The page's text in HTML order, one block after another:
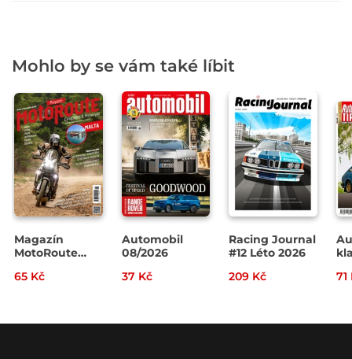
Mohlo by se vám také líbit
Magazín
MotoRoute
65 Kč
Automobil
08/2026
37 Kč
Racing Journal
#12 Léto 2026
209 Kč
71